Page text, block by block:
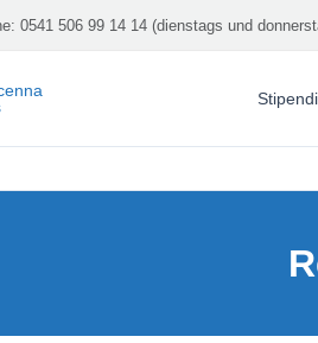
0541 506 99 14 14 (dienstags und